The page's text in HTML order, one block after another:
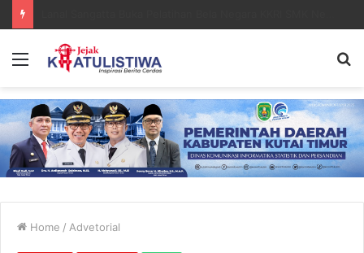
Menu
Home / Advetorial